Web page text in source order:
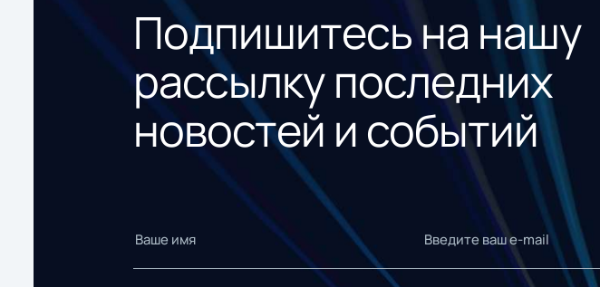
Подпишитесь на нашу
рассылку последних
новостей и событий